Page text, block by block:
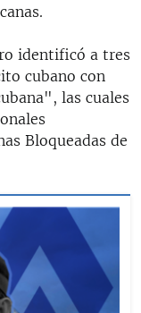
identificó a tres
cubano con
las cuales
Bloqueadas de